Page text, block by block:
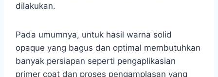
dilakukan.
Pada umumnya, untuk hasil warna solid
opaque yang bagus dan optimal membutuhkan
banyak persiapan seperti pengaplikasian
primer coat dan proses pengamplasan yang